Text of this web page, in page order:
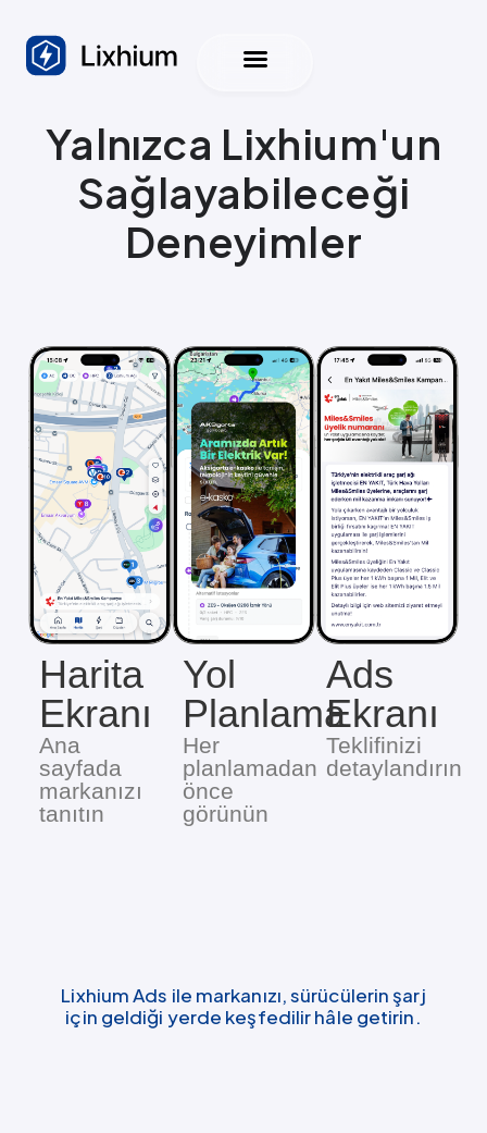
Yalnızca Lixhium'un
Sağlayabileceği
Deneyimler
Harita
Ekranı
Ana
sayfada
markanızı
tanıtın
Yol
Planlama
Her
planlamadan
önce
görünün
Ads
Ekranı
Teklifinizi
detaylandırın
Lixhium Ads ile markanızı, sürücülerin şarj
için geldiği yerde keşfedilir hâle getirin.